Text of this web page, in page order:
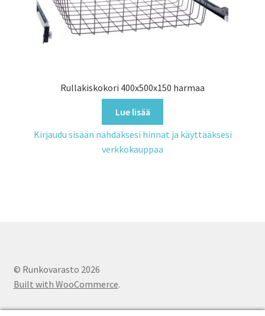
Rullakiskokori 400x500x150 harmaa
Lue lisää
Kirjaudu sisään nähdäksesi hinnat ja käyttääksesi
verkkokauppaa
© Runkovarasto 2026
Built with WooCommerce.